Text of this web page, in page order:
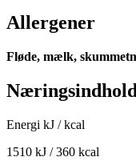
Allergener
Fløde, mælk,
Næringsindhold
Energi kJ / kcal
1510 kJ / 360 kcal